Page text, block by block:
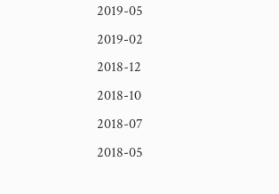
2019-05
2019-02
2018-12
2018-10
2018-07
2018-05